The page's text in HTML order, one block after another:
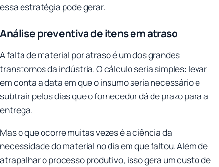
essa estratégia pode gerar.
Análise preventiva de itens em atraso
A falta de material por atraso é um dos grandes
transtornos da indústria. O cálculo seria simples: levar
em conta a data em que o insumo seria necessário e
subtrair pelos dias que o fornecedor dá de prazo para a
entrega.
Mas o que ocorre muitas vezes é a ciência da
necessidade do material no dia em que faltou. Além de
atrapalhar o processo produtivo, isso gera um custo de